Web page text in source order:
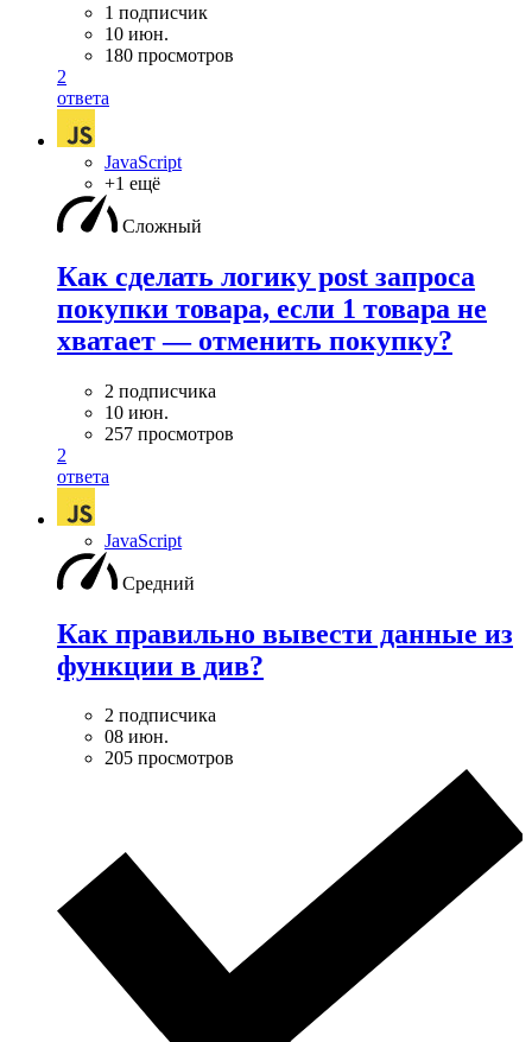
1 подписчик
10 июн.
180 просмотров
2
ответа
JavaScript
+1 ещё
Сложный
Как сделать логику post запроса
покупки товара, если 1 товара не
хватает — отменить покупку?
2 подписчика
10 июн.
257 просмотров
2
ответа
JavaScript
Средний
Как правильно вывести данные из
функции в див?
2 подписчика
08 июн.
205 просмотров